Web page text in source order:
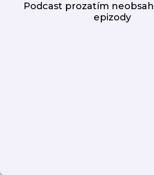
Podcast prozatím
epizody